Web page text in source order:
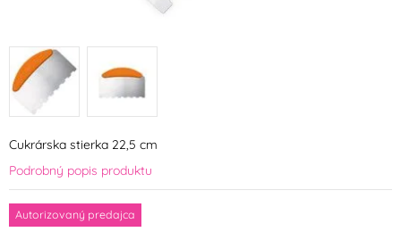
Cukrárska stierka 22,5 cm
Podrobný popis produktu
Autorizovaný predajca